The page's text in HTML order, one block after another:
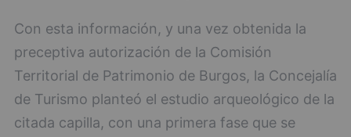
Con esta información, y una vez obtenida la
preceptiva autorización de la Comisión
Territorial de Patrimonio de Burgos, la Concejalía
de Turismo planteó el estudio arqueológico de la
citada capilla, con una primera fase que se